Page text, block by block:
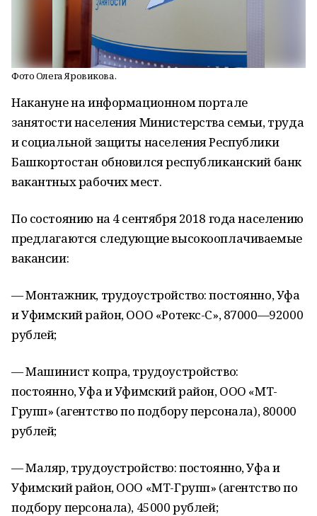
Фото Олега Яровикова.
Накануне на информационном портале
занятости населения Министерства семьи, труда
и социальной защиты населения Республики
Башкортостан обновился республиканский банк
вакантных рабочих мест.
По состоянию на 4 сентября 2018 года населению
предлагаются следующие высокооплачиваемые
вакансии:
— Монтажник, трудоустройство: постоянно, Уфа
и Уфимский район, ООО «Ротекс-С», 87000—92000
рублей;
— Машинист копра, трудоустройство:
постоянно, Уфа и Уфимский район, ООО «МТ-
Групп» (агентство по подбору персонала), 80000
рублей;
— Маляр, трудоустройство: постоянно, Уфа и
Уфимский район, ООО «МТ-Групп» (агентство по
подбору персонала), 45000 рублей;